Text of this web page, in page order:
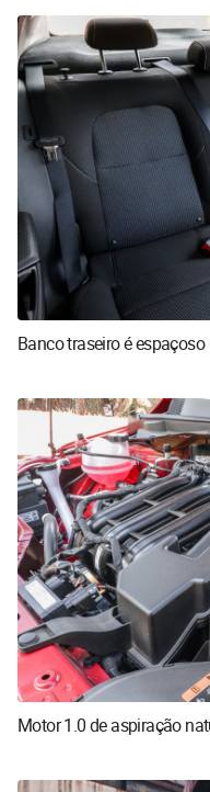
Banco traseiro é espaçoso
Motor 1.0 de aspiração